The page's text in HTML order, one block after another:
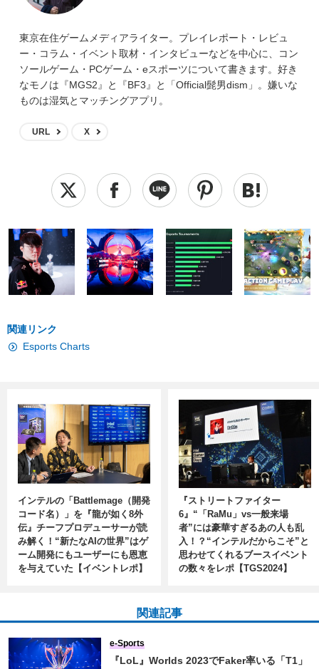
東京在住ゲームメディアライター。プレイレポート・レビュ
ー・コラム・イベント取材・インタビューなどを中心に、コン
ソールゲーム・PCゲーム・eスポーツについて書きます。好き
なモノは『MGS2』と『BF3』と「Official髭男dism」。嫌いな
ものは湿気とマッチングアプリ。
URL X
関連リンク
Esports Charts
インテルの「Battlemage（開発
コード名）」を『龍が如く8外
伝』チーフプロデューサーが読
み解く！“新たなAIの世界”はゲ
ーム開発にもユーザーにも恩恵
を与えていた【イベントレポ】
『ストリートファイター
6』“「RaMu」vs一般来場
者”には豪華すぎるあの人も乱
入！？“インテルだからこそ”と
思わせてくれるブースイベント
の数々をレポ【TGS2024】
関連記事
『LoL』Worlds 2023でFaker率いる「T1」
e-Sports